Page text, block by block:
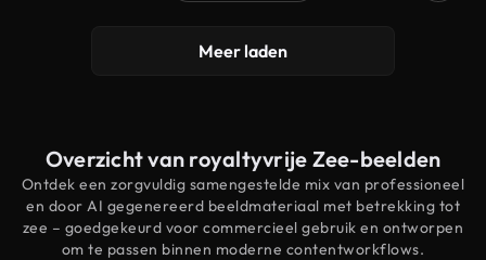
Meer laden
Overzicht van royaltyvrije Zee-beelden
Ontdek een zorgvuldig samengestelde mix van professioneel
en door AI gegenereerd beeldmateriaal met betrekking tot
zee – goedgekeurd voor commercieel gebruik en ontworpen
om te passen binnen moderne contentworkflows.